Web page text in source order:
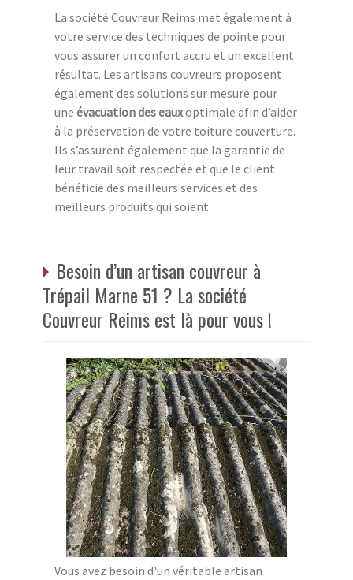
La société Couvreur Reims met également à
votre service des techniques de pointe pour
vous assurer un confort accru et un excellent
résultat. Les artisans couvreurs proposent
également des solutions sur mesure pour
une évacuation des eauxoptimale afin d’aider
à la préservation de votre toiture couverture.
Ils s’assurent également que la garantie de
leur travail soit respectée et que le client
bénéficie des meilleurs services et des
meilleurs produits qui soient.
Besoin d’un artisan couvreur à
Trépail Marne 51 ? La société
Couvreur Reims est là pour vous !
Vous avez besoin d'un véritable artisan